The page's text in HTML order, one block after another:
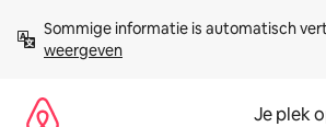
direct
naar
Sommige informatie is automatisch
weergeven
Je plek